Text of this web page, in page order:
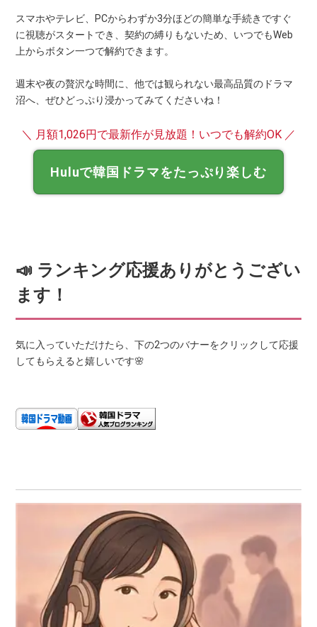
スマホやテレビ、PCからわずか3分ほどの簡単な手続きですぐ
に視聴がスタートでき、契約の縛りもないため、いつでもWeb
上からボタン一つで解約できます。
週末や夜の贅沢な時間に、他では観られない最高品質のドラマ
沼へ、ぜひどっぷり浸かってみてくださいね！
＼ 月額1,026円で最新作が見放題！いつでも解約OK ／
Huluで韓国ドラマをたっぷり楽しむ
📣 ランキング応援ありがとうござい
ます！
気に入っていただけたら、下の2つのバナーをクリックして応援
してもらえると嬉しいです🌸